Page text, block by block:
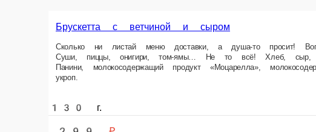
Брускетта с ветчиной и сыром
Сколько ни листай меню доставки, а душа-то просит! Вопит, на части рвётся от
подрумянить и на стол. Вот — то самое. Состав Пшеничный хлеб Панини,
130 г.
299 ₽